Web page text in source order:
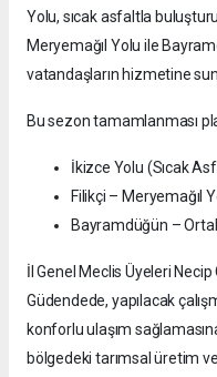
Yolu, sıcak asfaltla
Meryemağıl Yolu ile
vatandaşların hizmetine
Bu sezon tamamlanması
İkizce Yolu (Sıcak
Filikçi – Meryemağıl
Bayramdüğün –
İl Genel Meclis Üyeleri
Güdendede, yapılacak
konforlu ulaşım
bölgedeki tarımsal üretim